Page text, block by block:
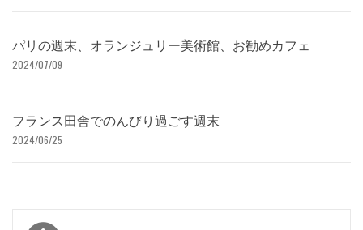
パリの週末、オランジュリー美術館、お勧めカフェ
2024/07/09
フランス田舎でのんびり過ごす週末
2024/06/25